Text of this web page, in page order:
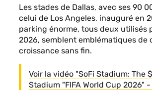
Les stades de Dallas, avec ses 90
celui de Los Angeles, inauguré en
parking énorme, tous deux utilisés
2026, semblent emblématiques de
croissance sans fin.
Voir la vidéo "SoFi Stadium: The
Stadium "FIFA World Cup 2026" -